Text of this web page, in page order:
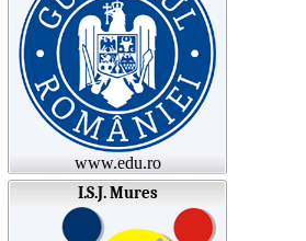
www.edu.ro
I.S.J. Mures